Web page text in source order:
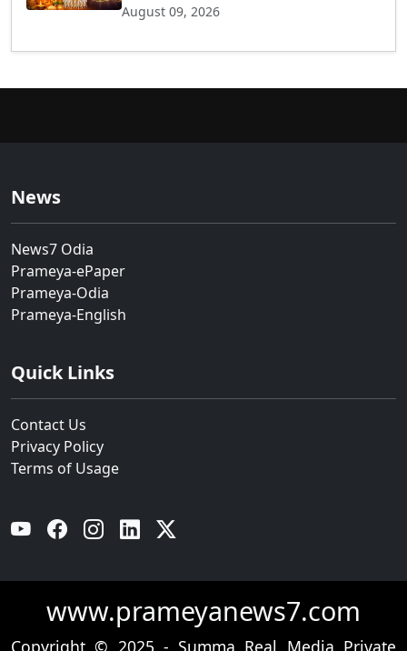
August 09, 2026
News
News7 Odia
Prameya-ePaper
Prameya-Odia
Prameya-English
Quick Links
Contact Us
Privacy Policy
Terms of Usage
YouTube Facebook Instagram Linkedin
www.prameyanews7.com
Copyright © 2025 - Summa Real Media Private